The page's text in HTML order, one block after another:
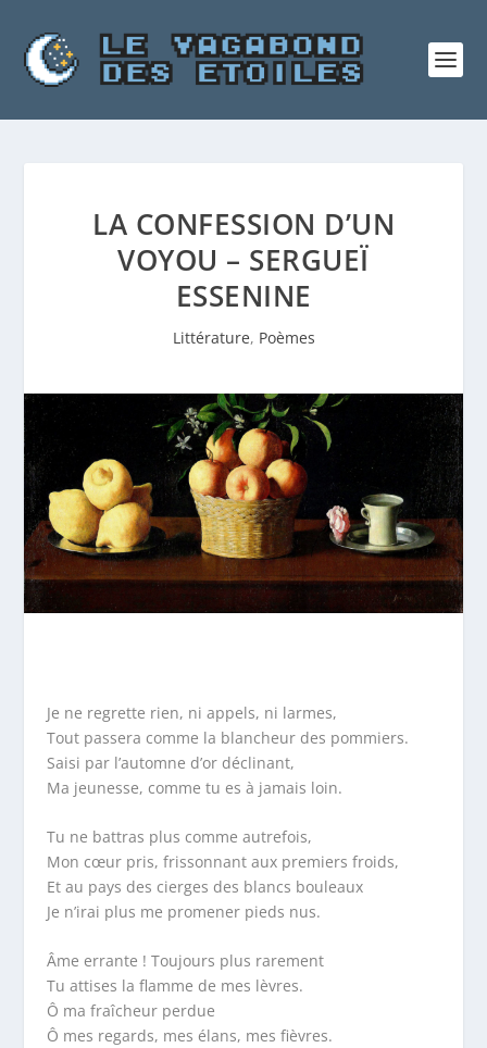
LA CONFESSION D’UN
VOYOU – SERGUEÏ
ESSENINE
Littérature, Poèmes
Je ne regrette rien, ni appels, ni larmes,
Tout passera comme la blancheur des pommiers.
Saisi par l’automne d’or déclinant,
Ma jeunesse, comme tu es à jamais loin.
Tu ne battras plus comme autrefois,
Mon cœur pris, frissonnant aux premiers froids,
Et au pays des cierges des blancs bouleaux
Je n’irai plus me promener pieds nus.
Âme errante ! Toujours plus rarement
Tu attises la flamme de mes lèvres.
Ô ma fraîcheur perdue
Ô mes regards, mes élans, mes fièvres.